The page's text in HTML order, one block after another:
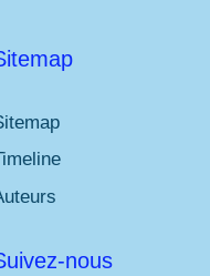
nous